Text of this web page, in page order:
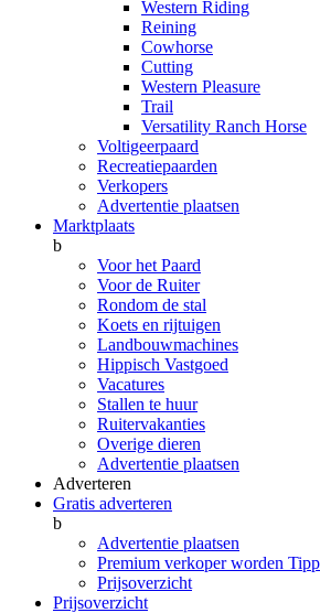
Western Riding
Reining
Cowhorse
Cutting
Western Pleasure
Trail
Versatility Ranch Horse
Voltigeerpaard
Recreatiepaarden
Verkopers
Advertentie plaatsen
Marktplaats
b
Voor het Paard
Voor de Ruiter
Rondom de stal
Koets en rijtuigen
Landbouwmachines
Hippisch Vastgoed
Vacatures
Stallen te huur
Ruitervakanties
Overige dieren
Advertentie plaatsen
Adverteren
Gratis adverteren
b
Advertentie plaatsen
Premium verkoper worden
Prijsoverzicht
Prijsoverzicht